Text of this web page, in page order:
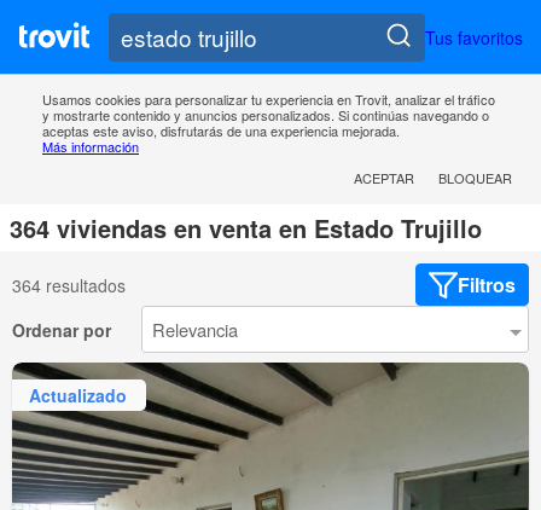
Tus favoritos
Usamos cookies para personalizar tu experiencia en Trovit, analizar el tráfico
y mostrarte contenido y anuncios personalizados. Si continúas navegando o
aceptas este aviso, disfrutarás de una experiencia mejorada.
Más información
ACEPTAR
BLOQUEAR
364 viviendas en venta en Estado Trujillo
364 resultados Filtros
Ordenar por
Actualizado